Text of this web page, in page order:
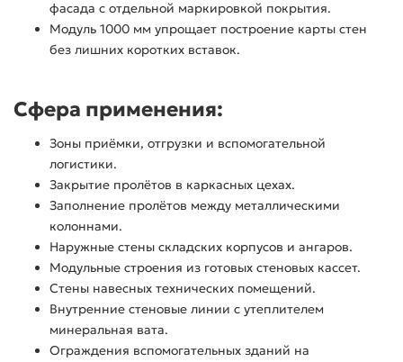
фасада с отдельной маркировкой покрытия.
Модуль 1000 мм упрощает построение карты стен
без лишних коротких вставок.
Сфера применения:
Зоны приёмки, отгрузки и вспомогательной
логистики.
Закрытие пролётов в каркасных цехах.
Заполнение пролётов между металлическими
колоннами.
Наружные стены складских корпусов и ангаров.
Модульные строения из готовых стеновых кассет.
Стены навесных технических помещений.
Внутренние стеновые линии с утеплителем
минеральная вата.
Ограждения вспомогательных зданий на